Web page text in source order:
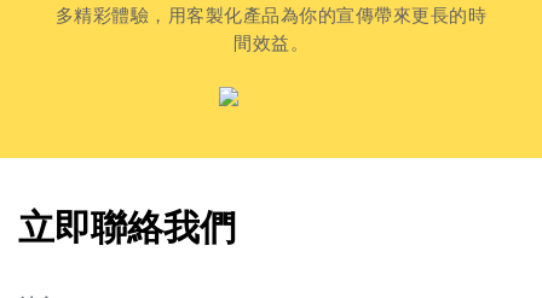
多精彩體驗，用客製化產品為你的宣傳帶來更長的時
間效益。
立即聯絡我們